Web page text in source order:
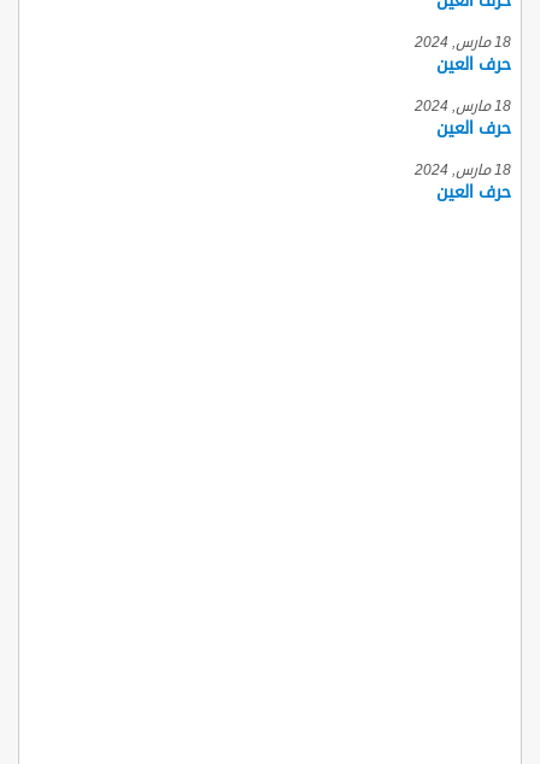
18 مارس, 2024
حرف العين
18 مارس, 2024
حرف العين
18 مارس, 2024
حرف العين